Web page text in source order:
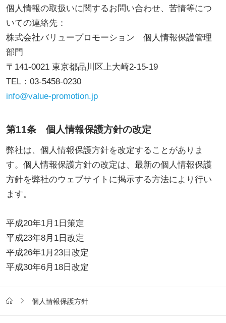
個人情報の取扱いに関するお問い合わせ、苦情等につ
いての連絡先：
株式会社バリュープロモーション 個人情報保護管理
部門
〒141-0021 東京都品川区上大崎2-15-19
TEL：03-5458-0230
info@value-promotion.jp
第11条 個人情報保護方針の改定
弊社は、個人情報保護方針を改定することがありま
す。個人情報保護方針の改定は、最新の個人情報保護
方針を弊社のウェブサイトに掲示する方法により行い
ます。
平成20年1月1日策定
平成23年8月1日改定
平成26年1月23日改定
平成30年6月18日改定
個人情報保護方針